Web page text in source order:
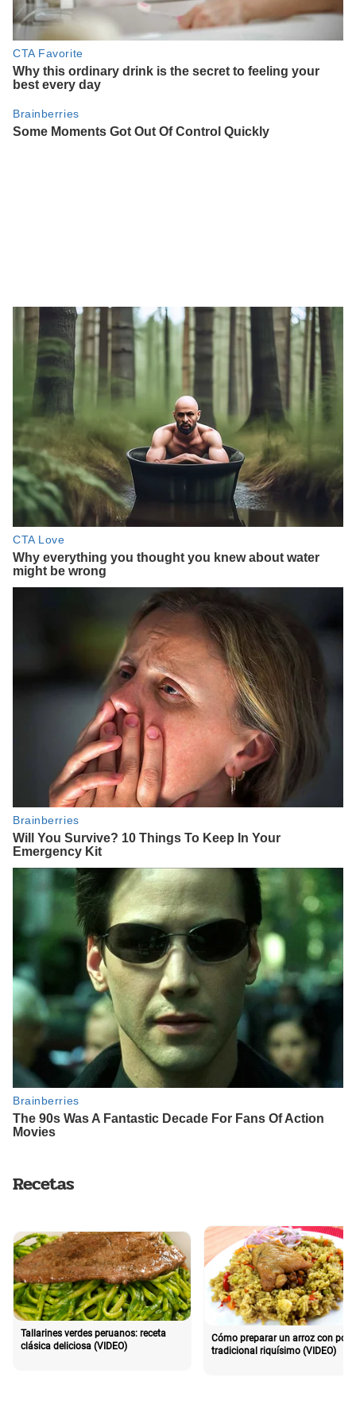
Recetas
Tallarines verdes peruanos: receta
clásica deliciosa (VIDEO)
Cómo preparar un arroz con pollo
tradicional riquísimo (VIDEO)